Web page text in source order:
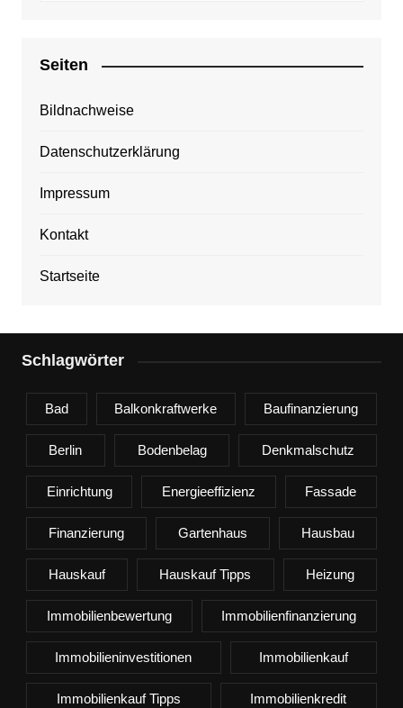
Seiten
Bildnachweise
Datenschutzerklärung
Impressum
Kontakt
Startseite
Schlagwörter
Bad Balkonkraftwerke Baufinanzierung
Berlin Bodenbelag Denkmalschutz
Einrichtung Energieeffizienz Fassade
Finanzierung Gartenhaus Hausbau
Hauskauf Hauskauf Tipps Heizung
Immobilienbewertung Immobilienfinanzierung
Immobilieninvestitionen Immobilienkauf
Immobilienkauf Tipps Immobilienkredit